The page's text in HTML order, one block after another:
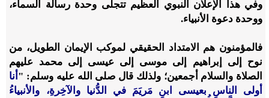
وفي هذا الإعلان النبوي العظيم تتجلَّى وحدة رسالة السماء،
ووحدة دعوة الأنبياء.
فالمؤمنون هم الامتداد الحقيقي لموكب الإيمان الطويل، من
نوح إلى إبراهيم إلى موسى إلى عيسى إلى محمد عليهم
الصلاة والسلام أجمعين؛ ولذلك قال صلى الله عليه وسلم: " أنا
أولى الناسِ بعيسى ابنِ مَريَمَ في الدُّنيا والآخِرةِ، والأنبياءُ